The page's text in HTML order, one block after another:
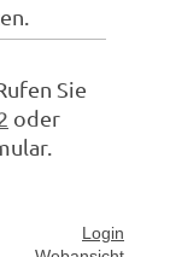
Sie
oder
Login